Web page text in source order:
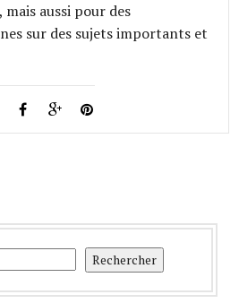
aussi pour des
sur des sujets importants et
Rechercher